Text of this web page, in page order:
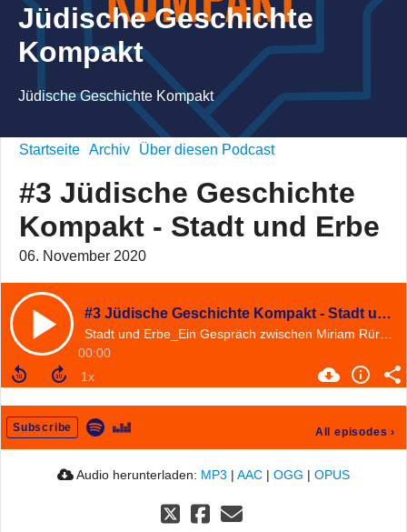
Jüdische Geschichte
Kompakt
Jüdische Geschichte Kompakt
Startseite Archiv Über diesen Podcast
#3 Jüdische Geschichte
Kompakt - Stadt und Erbe
06. November 2020
#3 Jüdische Geschichte Kompakt - Stadt und Erbe
00:00
Subscribe All episodes ›
Audio herunterladen: MP3 | AAC | OGG | OPUS